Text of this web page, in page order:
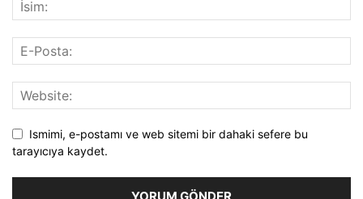
Ismimi, e-postamı ve web sitemi bir dahaki sefere bu
tarayıcıya kaydet.